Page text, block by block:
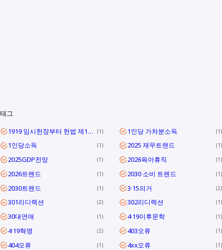
태그
1919 임시헌장부터 헌법 제1조까지
1 1인당 가처분소득 1
1인당소득 1 2025 재무트랜드 1
2025GDP전망 1 2026육아휴직 1
2026트렌드 1 2030 소비 트렌드 1
2030트렌드 1 3·15의거 2
301리디렉션 2 302리디렉션 1
30대연애 1 4·19이후문학 1
4·19혁명 2 403오류 1
404오류 1 4xx오류 1